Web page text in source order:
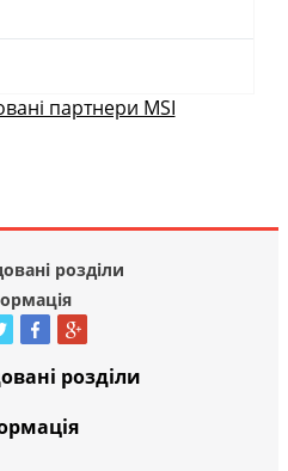
розділи
розділи